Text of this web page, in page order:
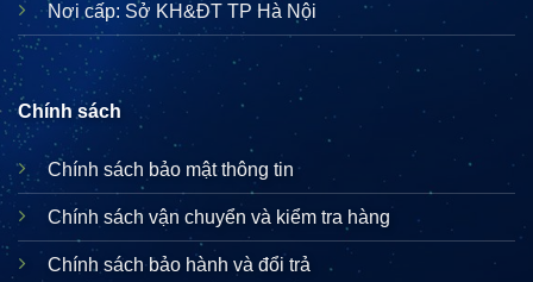
Nơi cấp: Sở KH&ĐT TP Hà Nội
Chính sách
Chính sách bảo mật thông tin
Chính sách vận chuyển và kiểm tra hàng
Chính sách bảo hành và đổi trả